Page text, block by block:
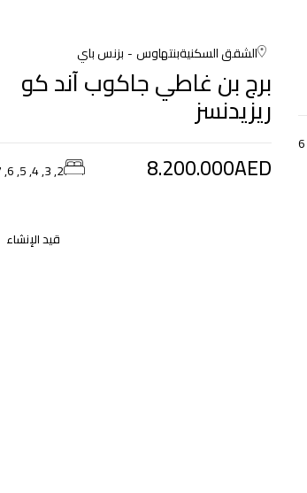
الشقق السكنيةبنتهاوس بزنس باي
برج بن غاطي جاكوب آند كو
ريزيدنسز
8.200.000AED
2, 3, 4, 5, 6, 7
قيد الإنشاء